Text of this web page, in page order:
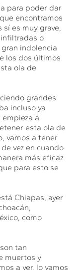
para poder dar
encontramos
es muy grave,
o
indolencia
los dos últimos
ola de
grandes
incluso ya
a
esta ola de
vamos a tener
vez en cuando
más eficaz
para esto se
Chiapas, ayer
como
tan
muertos y
a ver, lo vamos